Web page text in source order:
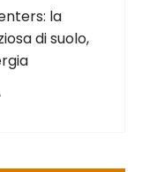
la
di suolo,